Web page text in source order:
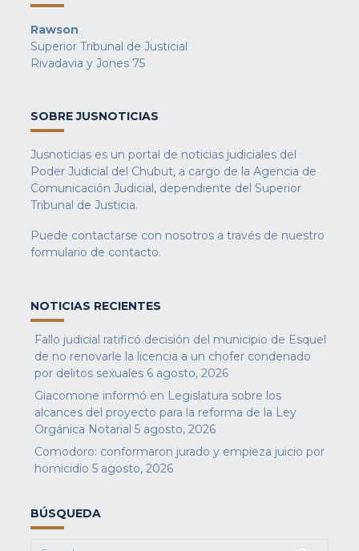
Rawson
Superior Tribunal de Justicial
Rivadavia y Jones 75
SOBRE JUSNOTICIAS
Jusnoticias es un portal de noticias judiciales del
Poder Judicial del Chubut, a cargo de la Agencia de
Comunicación Judicial, dependiente del Superior
Tribunal de Justicia.
Puede contactarse con nosotros a través de nuestro
formulario de contacto.
NOTICIAS RECIENTES
Fallo judicial ratificó decisión del municipio de Esquel
de no renovarle la licencia a un chofer condenado
por delitos sexuales 6 agosto, 2026
Giacomone informó en Legislatura sobre los
alcances del proyecto para la reforma de la Ley
Orgánica Notarial 5 agosto, 2026
Comodoro: conformaron jurado y empieza juicio por
homicidio 5 agosto, 2026
BÚSQUEDA